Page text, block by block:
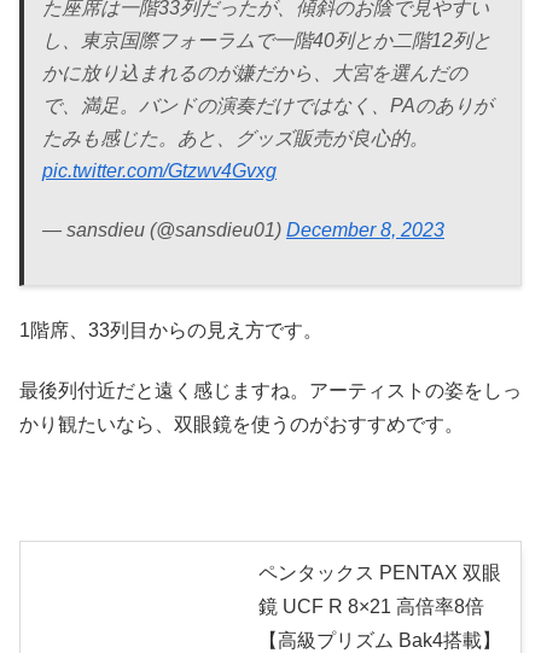
た座席は一階33列だったが、傾斜のお陰で見やすい
し、東京国際フォーラムで一階40列とか二階12列と
かに放り込まれるのが嫌だから、大宮を選んだの
で、満足。バンドの演奏だけではなく、PAのありが
たみも感じた。あと、グッズ販売が良心的。
pic.twitter.com/Gtzwv4Gvxg
— sansdieu (@sansdieu01) December 8, 2023
1階席、33列目からの見え方です。
最後列付近だと遠く感じますね。アーティストの姿をしっ
かり観たいなら、双眼鏡を使うのがおすすめです。
ペンタックス PENTAX 双眼
鏡 UCF R 8×21 高倍率8倍
【高級プリズム Bak4搭載】